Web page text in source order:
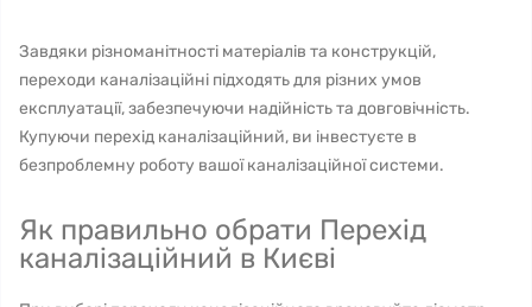
Завдяки різноманітності матеріалів та конструкцій,
переходи каналізаційні підходять для різних умов
експлуатації, забезпечуючи надійність та довговічність.
Купуючи перехід каналізаційний, ви інвестуєте в
безпроблемну роботу вашої каналізаційної системи.
Як правильно обрати Перехід
каналізаційний в Києві